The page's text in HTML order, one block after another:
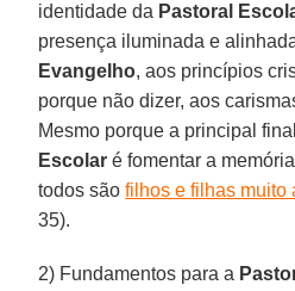
identidade da Pastoral
presença iluminada e
Evangelho, aos princípios
porque não dizer, aos
Mesmo porque a principal
Escolar é fomentar a
todos sãofilhos e filhas muito
35).
2) Fundamentos para a